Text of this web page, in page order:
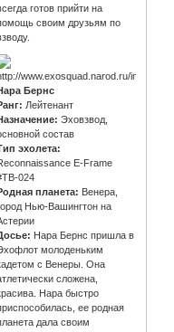
готов прийти на
своим друзьям по
Бернс
Лейтенант
Эховзвод,
состав
эхолета:
E-Frame
024
планета: Венера,
Нью-Вашингтон на
Нара Бернс пришла в
молоденьким
с Венеры. Она
сложена,
Нара быстро
ее родная
дала своим